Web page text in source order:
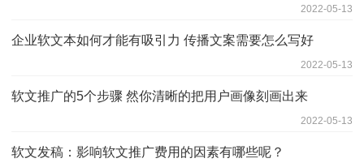
2022-05-13
企业软文本如何才能有吸引力 传播文案需要怎么写好
2022-05-13
软文推广的5个步骤 然你清晰的把用户画像刻画出来
2022-05-13
软文发稿：影响软文推广费用的因素有哪些呢？